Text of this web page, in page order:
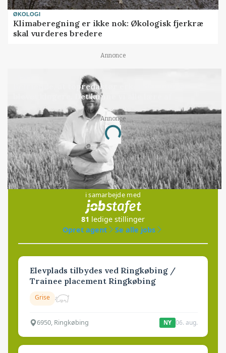
ØKOLOGI
Klimaberegning er ikke nok: Økologisk fjerkræ
skal vurderes bredere
Annonce
Befriende, at topredaktør erkender, hun er
blevet klogere. Det kunne vi alle lære af
Annonce
Loading...
Jobs
i samarbejde med
81 ledige stillinger
Opret agent
Se alle jobs
Elevplads tilbydes ved Ringkøbing /
Trainee placement Ringkøbing
Grise
6950, Ringkøbing NY 06. aug.